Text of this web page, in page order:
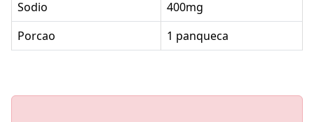
Sodio
400mg
Porcao
1 panqueca